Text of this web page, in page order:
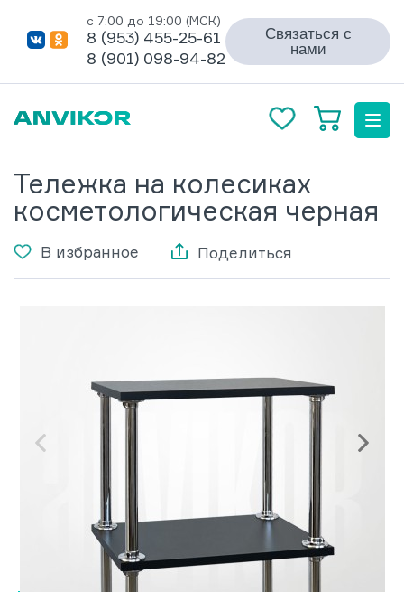
с 7:00 до 19:00 (МСК)
8 (953) 455-25-61
8 (901) 098-94-82
Связаться с
нами
Тележка на колесиках
косметологическая черная
В избранное Поделиться